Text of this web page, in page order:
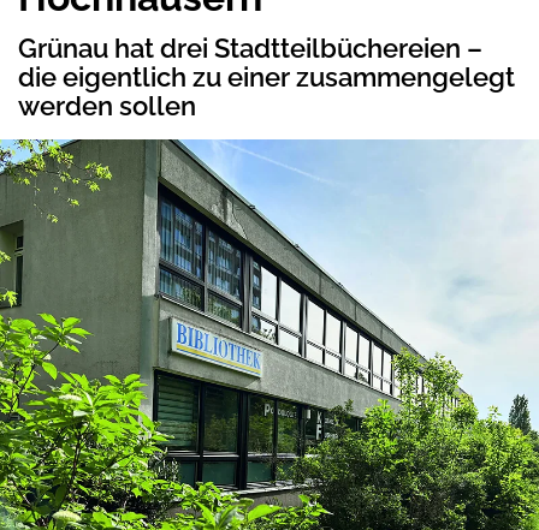
Grünau hat drei Stadtteilbüchereien –
die eigentlich zu einer zusammengelegt
werden sollen